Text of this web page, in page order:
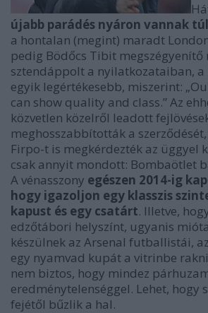
újabb parádés nyáron vannak
a hontalan (megint) maradt
pedig Bödőcs Tibit megszégyenítő
sztendáppolt a nyilatkozataiban,
egyik legértékesebb, miszerint:
can show quality and class.” Az
közvetlen közelről leadott
meghosszabbították a
Firpo-t is megkérdezték az üggyel
csak annyit mondott: Bombaötlet
A vénasszony egészen 2014-ig
hogy igazoljon egy klasszis
kapust és egy csatárt. Illetve,
edzőtábori helyszínt, ugyanis
készülnek az Arsenal futballistái,
egy nyamvad kupát a vitrinbe
nem biztos, hogy mindez
eredménytelenséggel. Lehet, hogy
fejétől bűzlik a hal.